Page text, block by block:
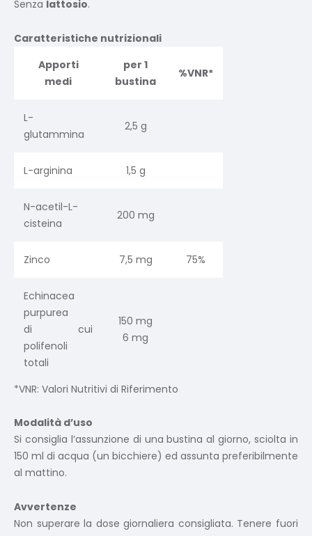
Senza lattosio.
Caratteristiche nutrizionali
Apporti
medi
per 1
bustina
%VNR*
L-
glutammina
2,5 g
L-arginina 1,5 g
N-acetil-L-
cisteina
200 mg
Zinco 7,5 mg 75%
Echinacea
purpurea
di cui
polifenoli
totali
150 mg
6 mg
*VNR: Valori Nutritivi di Riferimento
Modalità d’uso
Si consiglia l’assunzione di una bustina al giorno, sciolta in
150 ml di acqua (un bicchiere) ed assunta preferibilmente
al mattino.
Avvertenze
Non superare la dose giornaliera consigliata. Tenere fuori